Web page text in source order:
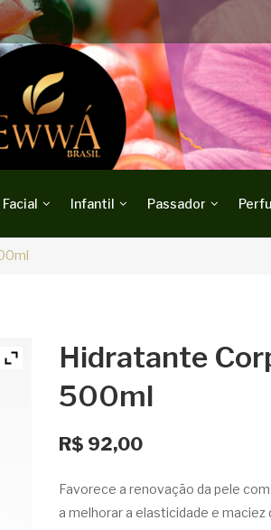
Facial Infantil Passador
Hidratante
500ml
R$ 92,00
Favorece a renovação da pele
a melhorar a elasticidade e maciez